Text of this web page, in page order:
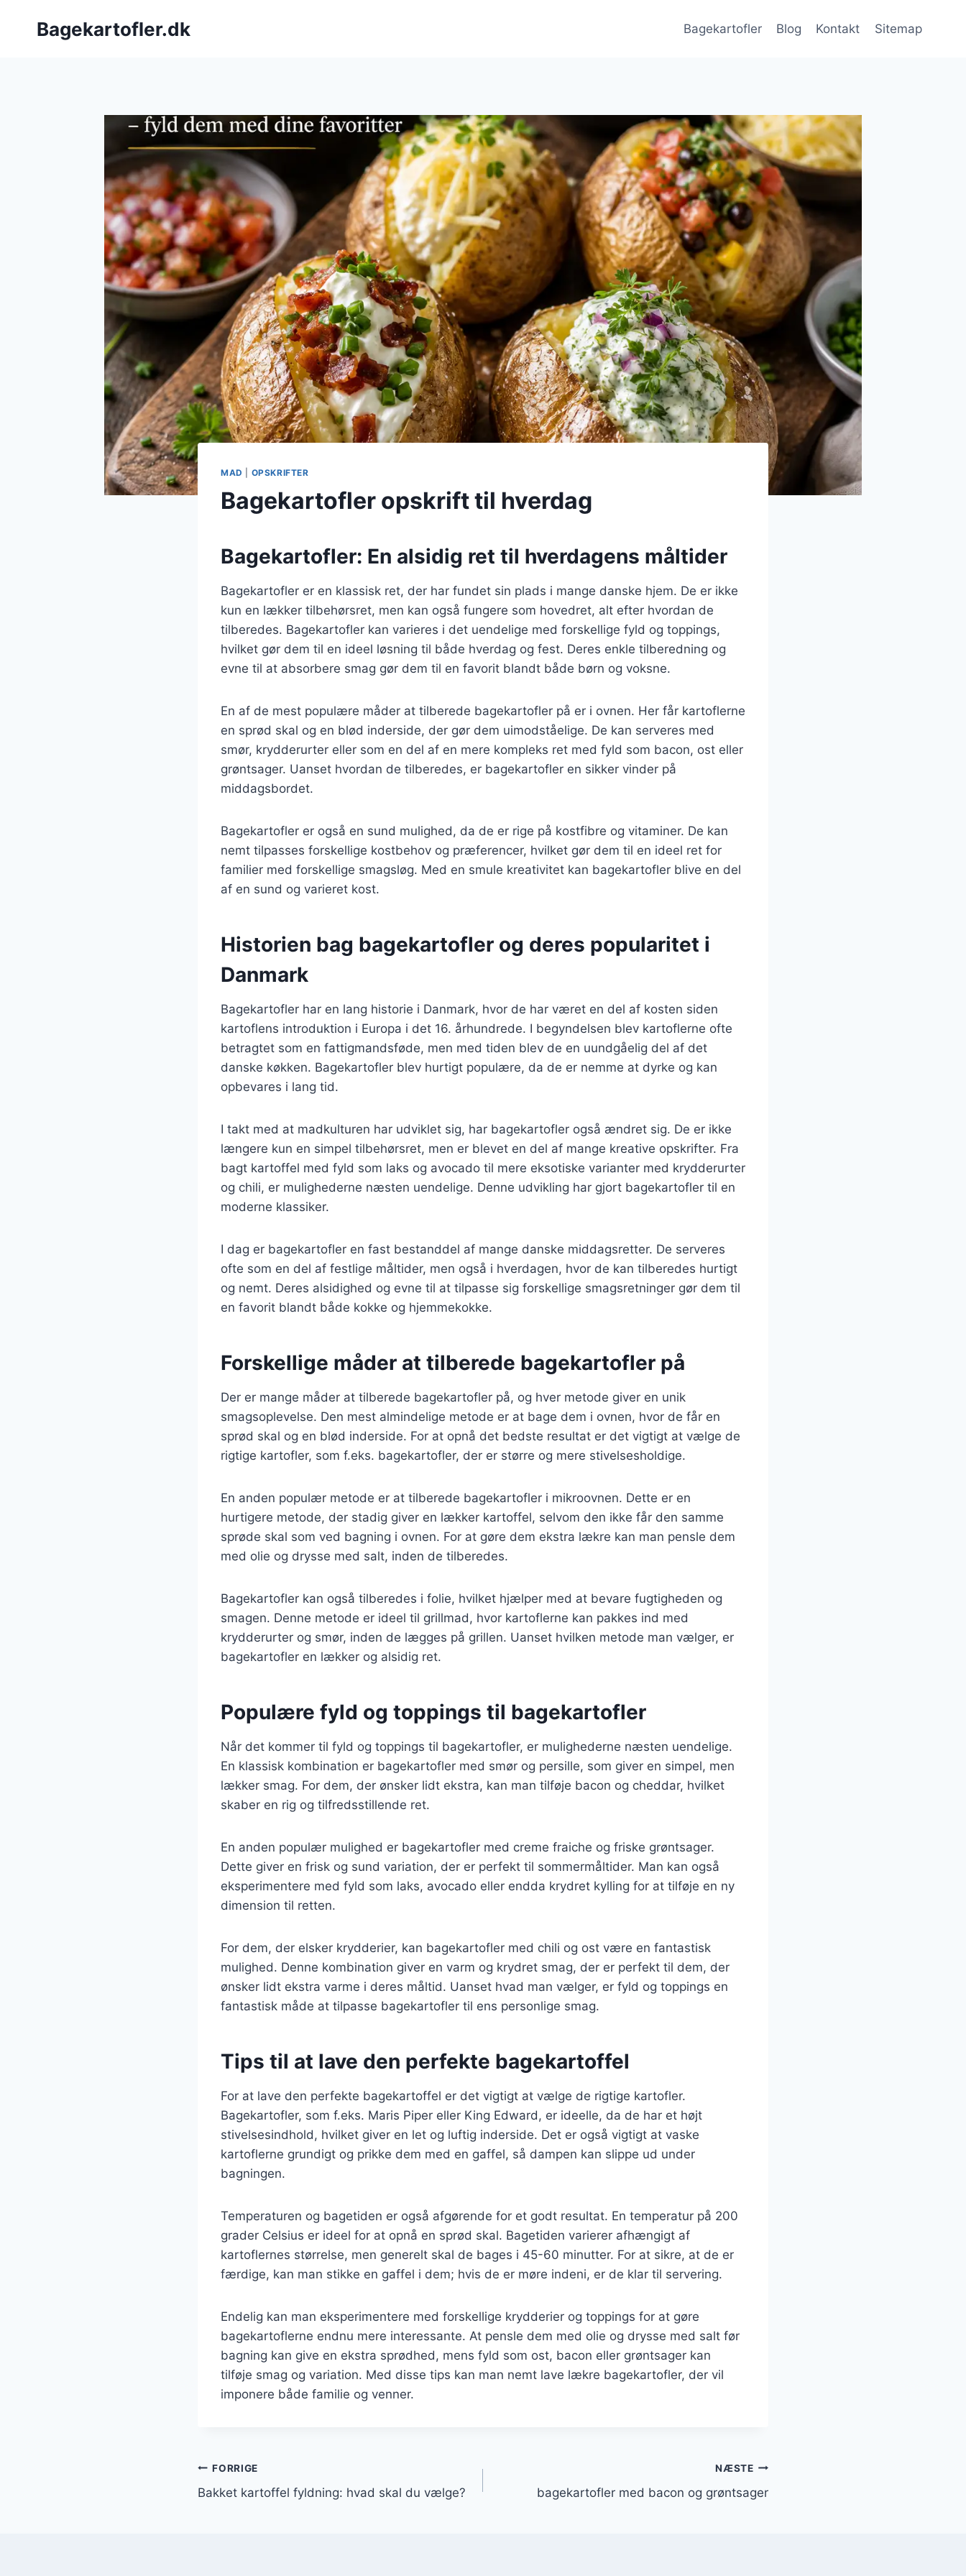
Bagekartofler.dk Bagekartofler Blog Kontakt Sitemap
MAD OPSKRIFTER
Bagekartofler opskrift til hverdag
Bagekartofler: En alsidig ret til hverdagens måltider
Bagekartofler er en klassisk ret, der har fundet sin plads i mange danske hjem. De er ikke
kun en lækker tilbehørsret, men kan også fungere som hovedret, alt efter hvordan de
tilberedes. Bagekartofler kan varieres i det uendelige med forskellige fyld og toppings,
hvilket gør dem til en ideel løsning til både hverdag og fest. Deres enkle tilberedning og
evne til at absorbere smag gør dem til en favorit blandt både børn og voksne.
En af de mest populære måder at tilberede bagekartofler på er i ovnen. Her får kartoflerne
en sprød skal og en blød inderside, der gør dem uimodståelige. De kan serveres med
smør, krydderurter eller som en del af en mere kompleks ret med fyld som bacon, ost eller
grøntsager. Uanset hvordan de tilberedes, er bagekartofler en sikker vinder på
middagsbordet.
Bagekartofler er også en sund mulighed, da de er rige på kostfibre og vitaminer. De kan
nemt tilpasses forskellige kostbehov og præferencer, hvilket gør dem til en ideel ret for
familier med forskellige smagsløg. Med en smule kreativitet kan bagekartofler blive en del
af en sund og varieret kost.
Historien bag bagekartofler og deres popularitet i
Danmark
Bagekartofler har en lang historie i Danmark, hvor de har været en del af kosten siden
kartoflens introduktion i Europa i det 16. århundrede. I begyndelsen blev kartoflerne ofte
betragtet som en fattigmandsføde, men med tiden blev de en uundgåelig del af det
danske køkken. Bagekartofler blev hurtigt populære, da de er nemme at dyrke og kan
opbevares i lang tid.
I takt med at madkulturen har udviklet sig, har bagekartofler også ændret sig. De er ikke
længere kun en simpel tilbehørsret, men er blevet en del af mange kreative opskrifter. Fra
bagt kartoffel med fyld som laks og avocado til mere eksotiske varianter med krydderurter
og chili, er mulighederne næsten uendelige. Denne udvikling har gjort bagekartofler til en
moderne klassiker.
I dag er bagekartofler en fast bestanddel af mange danske middagsretter. De serveres
ofte som en del af festlige måltider, men også i hverdagen, hvor de kan tilberedes hurtigt
og nemt. Deres alsidighed og evne til at tilpasse sig forskellige smagsretninger gør dem til
en favorit blandt både kokke og hjemmekokke.
Forskellige måder at tilberede bagekartofler på
Der er mange måder at tilberede bagekartofler på, og hver metode giver en unik
smagsoplevelse. Den mest almindelige metode er at bage dem i ovnen, hvor de får en
sprød skal og en blød inderside. For at opnå det bedste resultat er det vigtigt at vælge de
rigtige kartofler, som f.eks. bagekartofler, der er større og mere stivelsesholdige.
En anden populær metode er at tilberede bagekartofler i mikroovnen. Dette er en
hurtigere metode, der stadig giver en lækker kartoffel, selvom den ikke får den samme
sprøde skal som ved bagning i ovnen. For at gøre dem ekstra lækre kan man pensle dem
med olie og drysse med salt, inden de tilberedes.
Bagekartofler kan også tilberedes i folie, hvilket hjælper med at bevare fugtigheden og
smagen. Denne metode er ideel til grillmad, hvor kartoflerne kan pakkes ind med
krydderurter og smør, inden de lægges på grillen. Uanset hvilken metode man vælger, er
bagekartofler en lækker og alsidig ret.
Populære fyld og toppings til bagekartofler
Når det kommer til fyld og toppings til bagekartofler, er mulighederne næsten uendelige.
En klassisk kombination er bagekartofler med smør og persille, som giver en simpel, men
lækker smag. For dem, der ønsker lidt ekstra, kan man tilføje bacon og cheddar, hvilket
skaber en rig og tilfredsstillende ret.
En anden populær mulighed er bagekartofler med creme fraiche og friske grøntsager.
Dette giver en frisk og sund variation, der er perfekt til sommermåltider. Man kan også
eksperimentere med fyld som laks, avocado eller endda krydret kylling for at tilføje en ny
dimension til retten.
For dem, der elsker krydderier, kan bagekartofler med chili og ost være en fantastisk
mulighed. Denne kombination giver en varm og krydret smag, der er perfekt til dem, der
ønsker lidt ekstra varme i deres måltid. Uanset hvad man vælger, er fyld og toppings en
fantastisk måde at tilpasse bagekartofler til ens personlige smag.
Tips til at lave den perfekte bagekartoffel
For at lave den perfekte bagekartoffel er det vigtigt at vælge de rigtige kartofler.
Bagekartofler, som f.eks. Maris Piper eller King Edward, er ideelle, da de har et højt
stivelsesindhold, hvilket giver en let og luftig inderside. Det er også vigtigt at vaske
kartoflerne grundigt og prikke dem med en gaffel, så dampen kan slippe ud under
bagningen.
Temperaturen og bagetiden er også afgørende for et godt resultat. En temperatur på 200
grader Celsius er ideel for at opnå en sprød skal. Bagetiden varierer afhængigt af
kartoflernes størrelse, men generelt skal de bages i 45-60 minutter. For at sikre, at de er
færdige, kan man stikke en gaffel i dem; hvis de er møre indeni, er de klar til servering.
Endelig kan man eksperimentere med forskellige krydderier og toppings for at gøre
bagekartoflerne endnu mere interessante. At pensle dem med olie og drysse med salt før
bagning kan give en ekstra sprødhed, mens fyld som ost, bacon eller grøntsager kan
tilføje smag og variation. Med disse tips kan man nemt lave lækre bagekartofler, der vil
imponere både familie og venner.
Indlægsnavigation
FORRIGE
Bakket kartoffel fyldning: hvad skal du vælge?
NÆSTE
bagekartofler med bacon og grøntsager